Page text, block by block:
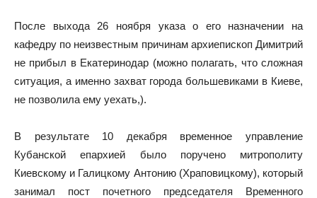
После выхода 26 ноября указа о его назначении на
кафедру по неизвестным причинам архиепископ Димитрий
не прибыл в Екатеринодар (можно полагать, что сложная
ситуация, а именно захват города большевиками в Киеве,
не позволила ему уехать,).
В результате 10 декабря временное управление
Кубанской епархией было поручено митрополиту
Киевскому и Галицкому Антонию (Храповицкому), который
занимал пост почетного председателя Временного